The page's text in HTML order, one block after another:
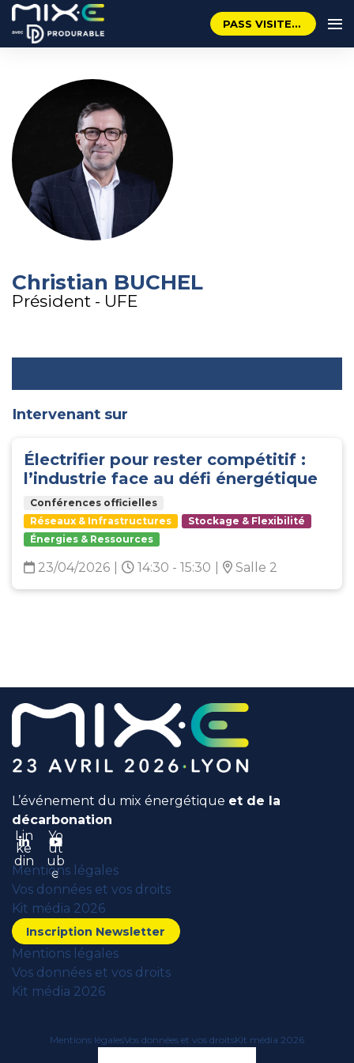
PASS VISITEUR GRATUIT
Christian BUCHEL
Président - UFE
Intervenant sur
Électrifier pour rester compétitif :
l’industrie face au défi énergétique
Conférences officielles
Réseaux & Infrastructures
Stockage & Flexibilité
Énergies & Ressources
23/04/2026 14:30 - 15:30 Salle 2
L’événement du mix énergétique et de la
décarbonation
Lin
ke
din
Yo
ut
ub
e
Mentions légales
Vos données et vos droits
Kit média 2026
Inscription Newsletter
Mentions légales
Vos données et vos droits
Kit média 2026
Mentions légalesVos données et vos droitsKit média 2026